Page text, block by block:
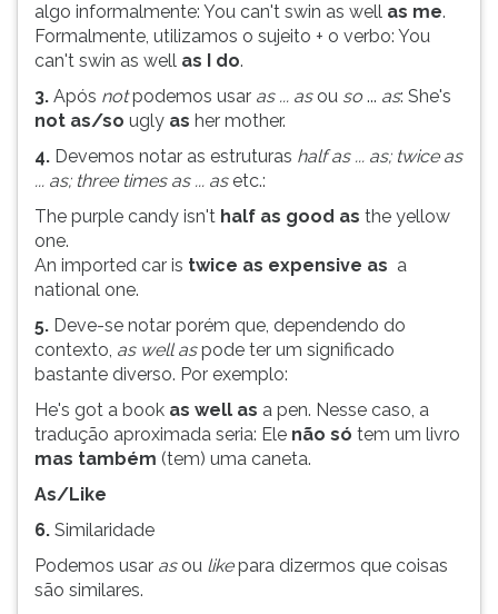
continuar
(primeira
tecla
Para
menu
principal
tecla
depois
Pressione
algo informalmente: You can't swin as well as me.
Formalmente, utilizamos o sujeito + o verbo: You
can't swin as well as I do.
3. Após notpodemos usar as ... asou so ... as: She's
not as/so ugly as her mother.
4. Devemos notar as estruturas half as ... as; twice as
... as; three times as ... asetc.:
The purple candy isn't half as good as the yellow
one.
An imported car is twice as expensive as a
national one.
5. Deve-se notar porém que, dependendo do
contexto, as well aspode ter um significado
bastante diverso. Por exemplo:
He's got a book as well as a pen. Nesse caso, a
tradução aproximada seria: Ele não só tem um livro
mas também (tem) uma caneta.
As/Like
6. Similaridade
Podemos usar asou likepara dizermos que coisas
são similares.